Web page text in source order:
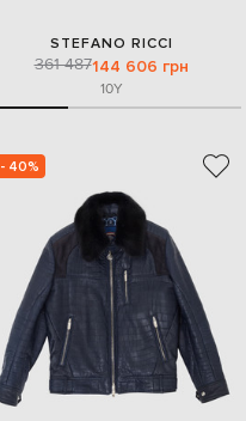
STEFANO RICCI
361 487144 606 грн
10Y
- 40%